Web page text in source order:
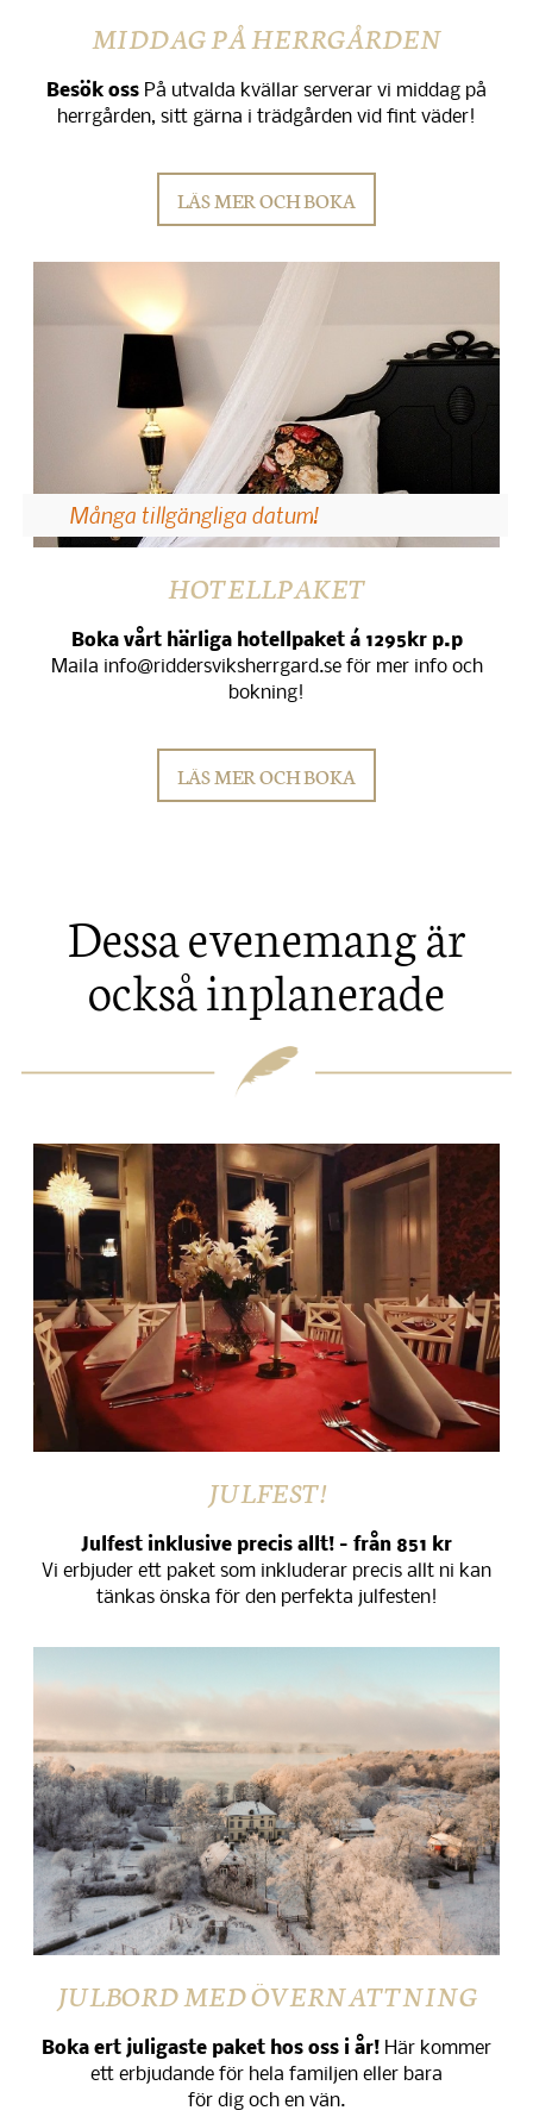
MIDDAG PÅ HERRGÅRDEN
Besök oss På utvalda kvällar serverar vi middag på
herrgården, sitt gärna i trädgården vid fint väder!
LÄS MER OCH BOKA
Många tillgängliga datum!
HOTELLPAKET
Boka vårt härliga hotellpaket á 1295kr p.p
Maila info@riddersviksherrgard.se för mer info och
bokning!
LÄS MER OCH BOKA
Dessa evenemang är
också inplanerade
JULFEST!
Julfest inklusive precis allt! – från 851 kr
Vi erbjuder ett paket som inkluderar precis allt ni kan
tänkas önska för den perfekta julfesten!
JULBORD MED ÖVERNATTNING
Boka ert juligaste paket hos oss i år! Här kommer
ett erbjudande för hela familjen eller bara
för dig och en vän.